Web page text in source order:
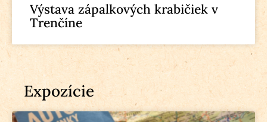
Výstava zápalkových krabičiek v
Trenčíne
Expozície